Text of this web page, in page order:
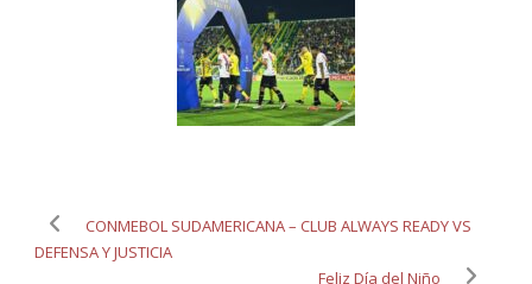
CONMEBOL SUDAMERICANA – CLUB ALWAYS READY VS
DEFENSA Y JUSTICIA
Feliz Día del Niño